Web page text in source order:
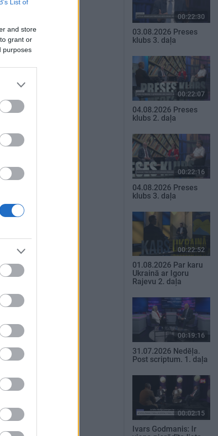
List of
and store
grant or
purposes
00:22:30
03.08.2026 Preses
klubs 3. daļa
00:22:07
04.08.2026 Preses
klubs 2. daļa
00:22:16
04.08.2026 Preses
klubs 3. daļa
00:22:52
01.08.2026 Par karu
Ukrainā ar Igoru
Rajevu 2. daļa
00:19:16
31.07.2026 Nedēļa.
Post scriptum. 1. daļa
00:02:15
Ivars Godmanis: Ir